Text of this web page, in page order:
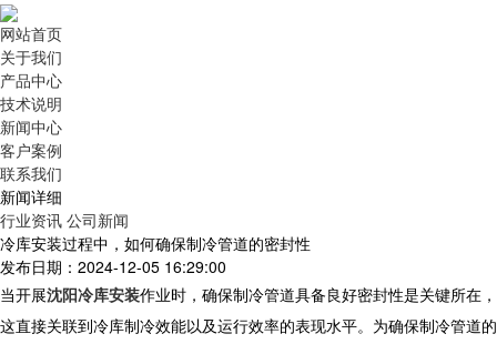
网站首页
关于我们
产品中心
技术说明
新闻中心
客户案例
联系我们
新闻详细
行业资讯 公司新闻
冷库安装过程中，如何确保制冷管道的密封性
发布日期：2024-12-05 16:29:00
当开展沈阳冷库安装作业时，确保制冷管道具备良好密封性是关键所在，
这直接关联到冷库制冷效能以及运行效率的表现水平。为确保制冷管道的